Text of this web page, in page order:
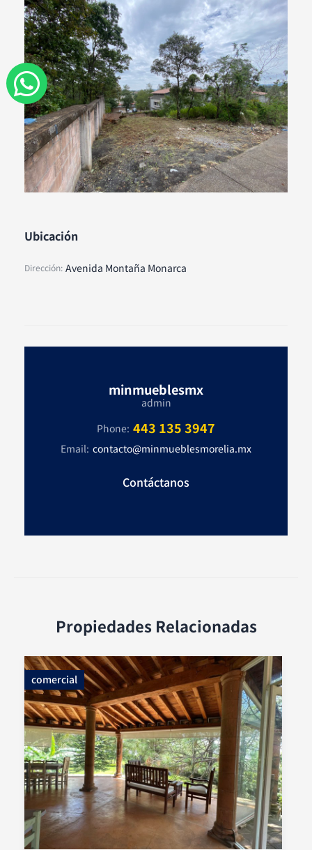
W
h
a
t
s
a
p
p
Ubicación
Dirección: Avenida Montaña Monarca
minmueblesmx
admin
Phone: 443 135 3947
Email: contacto@minmueblesmorelia.mx
Contáctanos
Propiedades Relacionadas
comercial